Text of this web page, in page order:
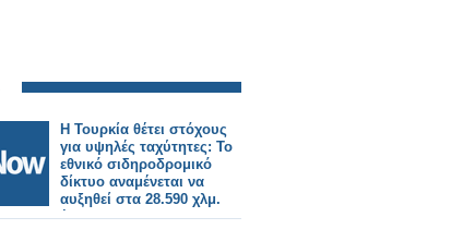
Η Τουρκία θέτει στόχους
για υψηλές ταχύτητες: Το
εθνικό σιδηροδρομικό
δίκτυο αναμένεται να
αυξηθεί στα 28.590 χλμ.
έως το 2053.